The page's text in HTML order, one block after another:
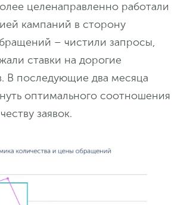
целенаправленно работали
кампаний в сторону
– чистили запросы,
ставки на дорогие
В последующие два месяца
оптимального соотношения
заявок.